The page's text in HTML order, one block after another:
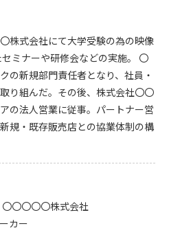
株式会社にて大学受験の為の映像
ミナーや研修会などの実施。 〇
の新規部門責任者となり、社員・
り組んだ。その後、株式会社〇〇
の法人営業に従事。パートナー営
規・既存販売店との協業体制の構
〇〇〇〇株式会社
カー